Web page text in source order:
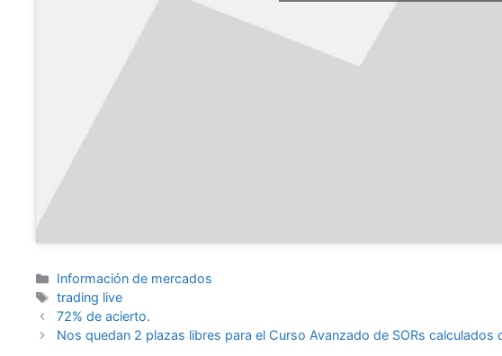
Categorías
Información de mercados
Etiquetas
trading live
72% de acierto.
Nos quedan 2 plazas libres para el Curso Avanzado de SORs calculados